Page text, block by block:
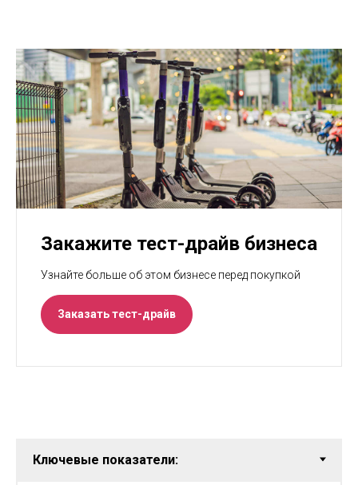
Закажите тест-драйв бизнеса
Узнайте больше об этом бизнесе перед покупкой
Заказать тест-драйв